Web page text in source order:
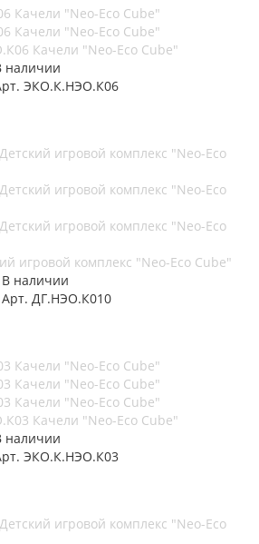
Качели "Neo-Eco Cube"
наличии
ЭКО.К.НЭО.К06
игровой комплекс "Neo-Eco Cube"
В наличии
Арт. ДГ.НЭО.К010
Качели "Neo-Eco Cube"
наличии
ЭКО.К.НЭО.К03